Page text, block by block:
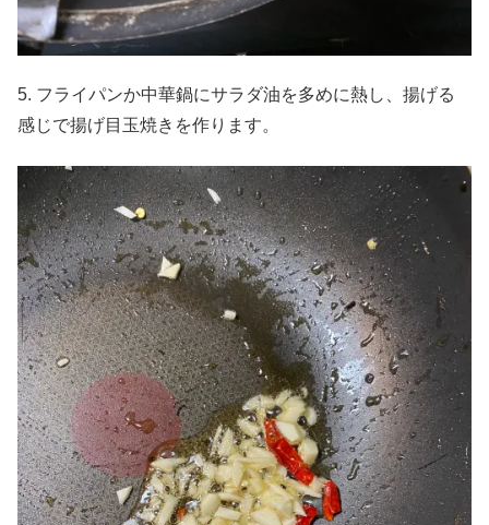
5. フライパンか中華鍋にサラダ油を多めに熱し、揚げる
感じで揚げ目玉焼きを作ります。